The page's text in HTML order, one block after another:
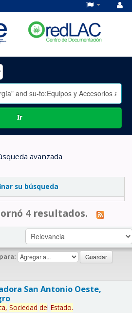
Ir
avanzada
su búsqueda
4 resultados.
San Antonio Oeste,
Sociedad del Estado.